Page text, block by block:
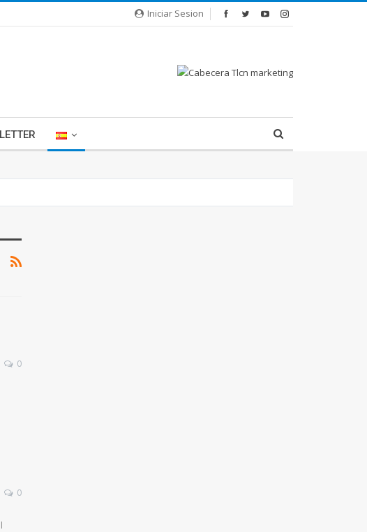
Iniciar Sesion
0
0